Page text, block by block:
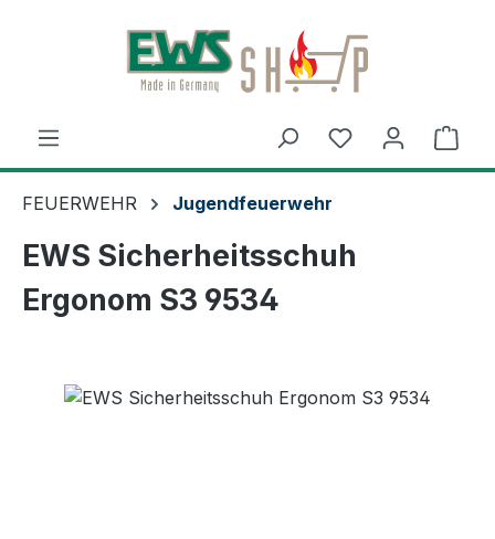
Zum Hauptinhalt springen
FEUERWEHR Jugendfeuerwehr
EWS Sicherheitsschuh
Ergonom S3 9534